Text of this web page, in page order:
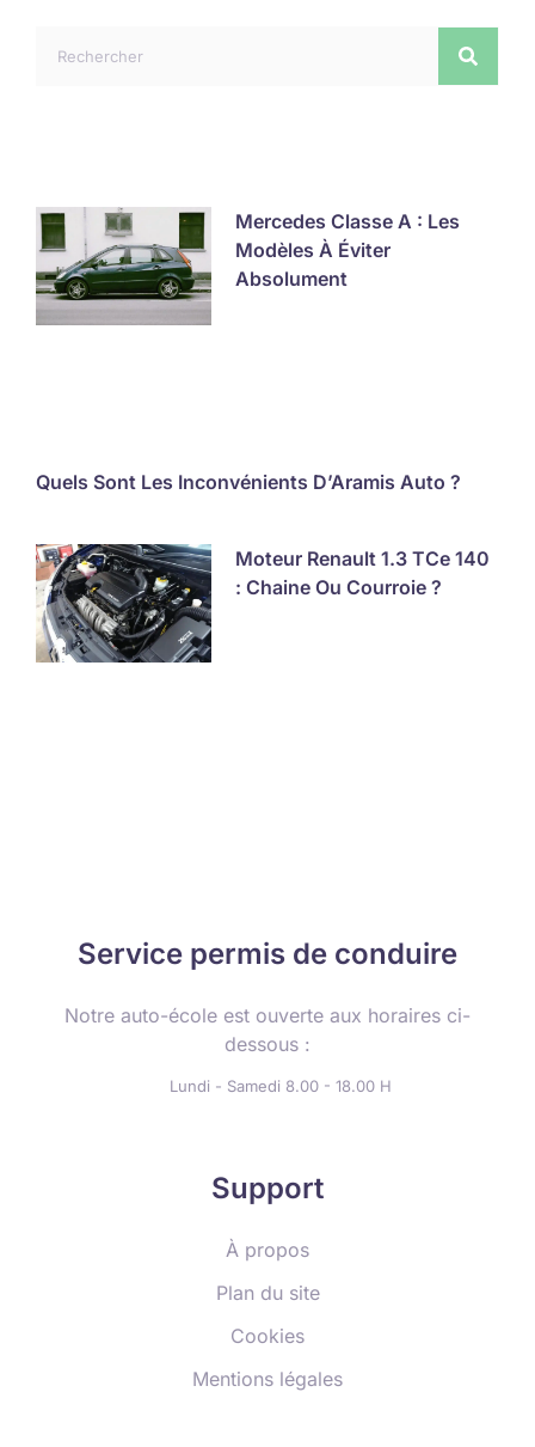
Mercedes Classe A : Les
Modèles À Éviter
Absolument
Quels Sont Les Inconvénients D’Aramis Auto ?
Moteur Renault 1.3 TCe 140
: Chaine Ou Courroie ?
Service permis de conduire
Notre auto-école est ouverte aux horaires ci-
dessous :
Lundi - Samedi 8.00 - 18.00 H
Support
À propos
Plan du site
Cookies
Mentions légales